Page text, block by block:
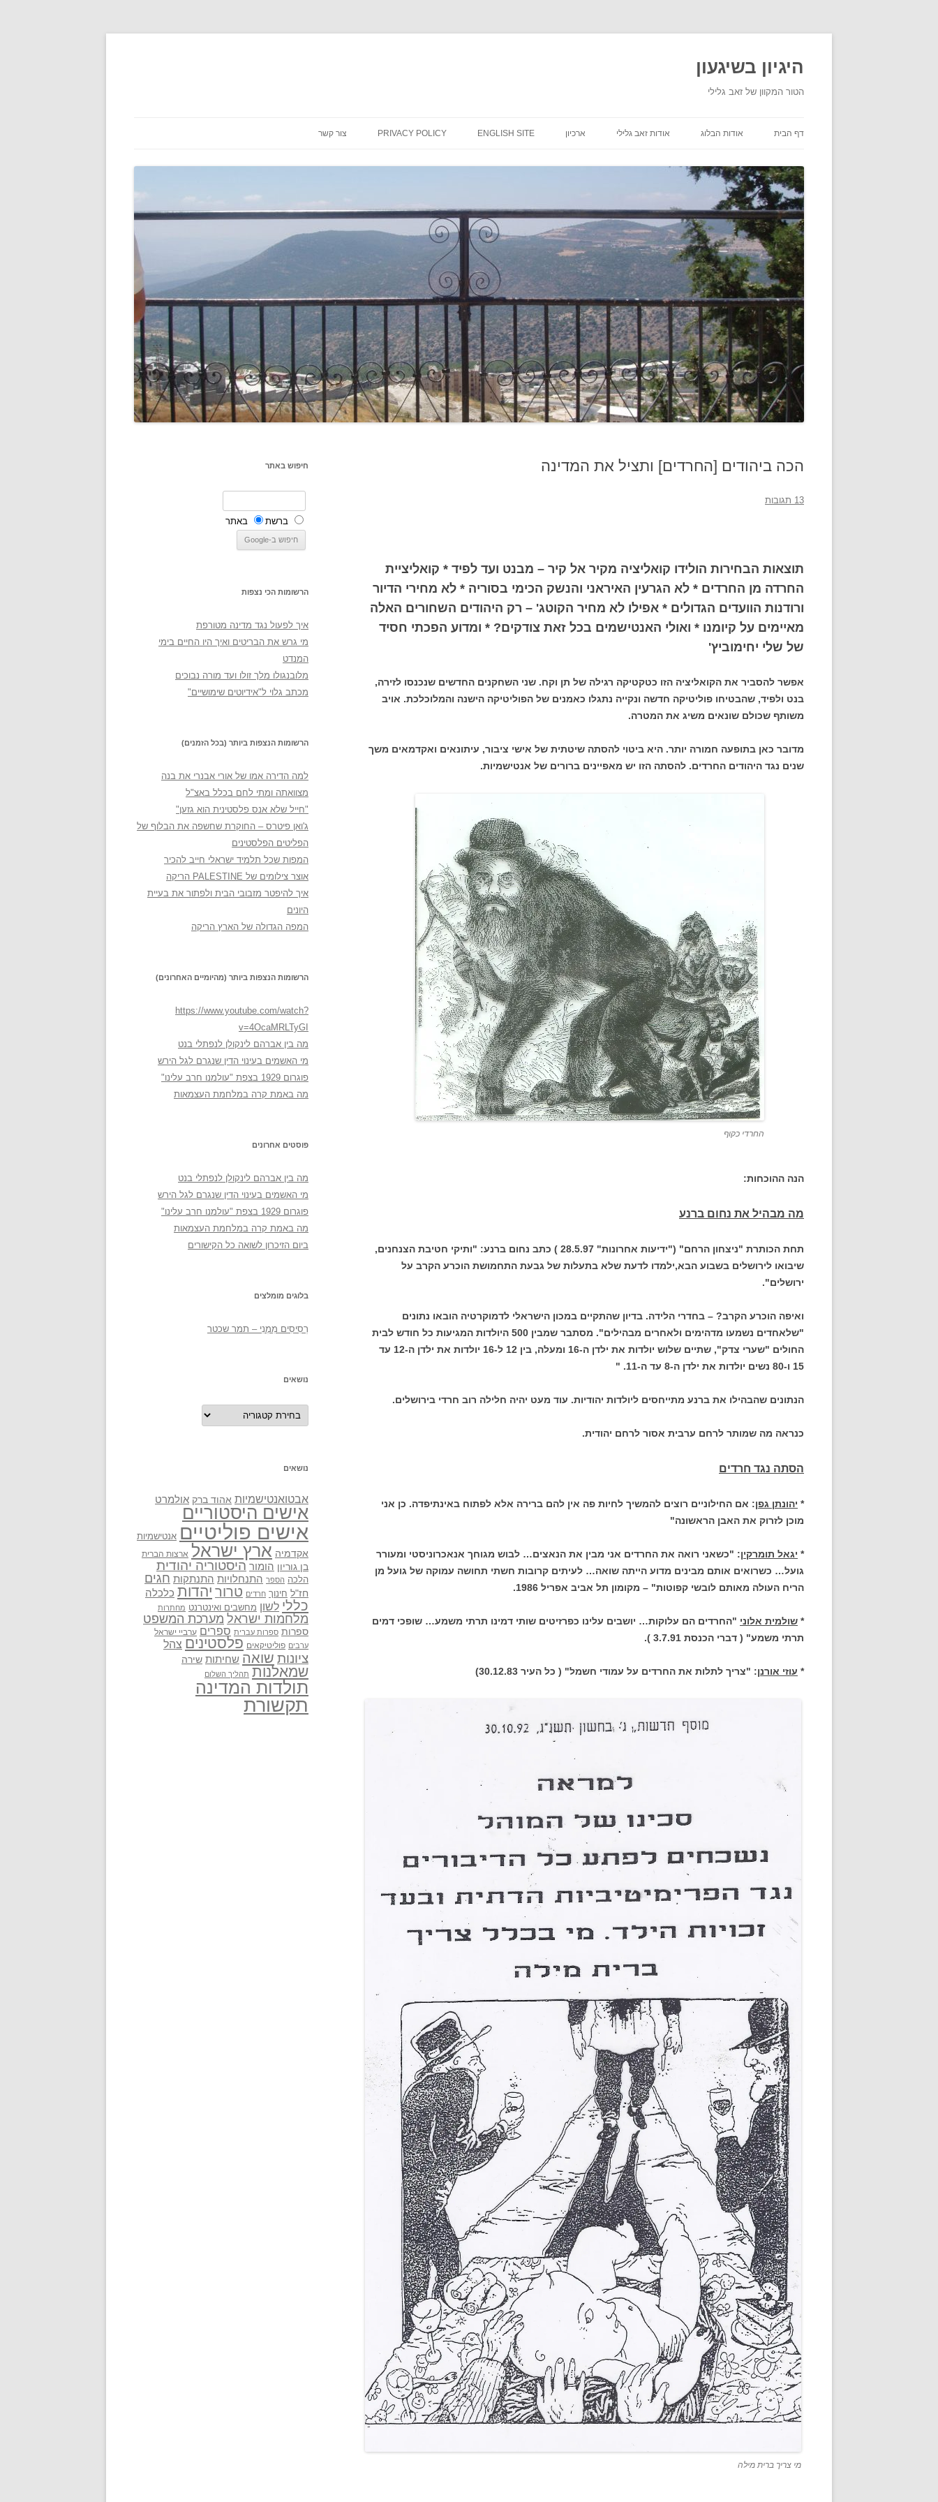
היגיון בשיגעון
הטור המקוון של זאב גלילי
דף הבית אודות הבלוג אודות זאב גלילי ארכיון ENGLISH SITE
PRIVACY POLICY צור קשר
הכה ביהודים [החרדים] ותציל את המדינה
13 תגובות
תוצאות הבחירות הולידו קואליציה מקיר אל קיר – מבנט ועד לפיד * קואליציית
החרדה מן החרדים * לא הגרעין האיראני והנשק הכימי בסוריה * לא מחירי הדיור
ורודנות הוועדים הגדולים * אפילו לא מחיר הקוטג' – רק היהודים השחורים האלה
מאיימים על קיומנו * ואולי האנטישמים בכל זאת צודקים? * ומדוע הפכתי חסיד
של שלי יחימוביץ'
אפשר להסביר את הקואליציה הזו כטקטיקה רגילה של תן וקח. שני השחקנים החדשים שנכנסו לזירה,
בנט ולפיד, שהבטיחו פוליטיקה חדשה ונקייה נתגלו כאמנים של הפוליטיקה הישנה והמלוכלכת. אויב
משותף שכולם שונאים משיג את המטרה.
מדובר כאן בתופעה חמורה יותר. היא ביטוי להסתה שיטתית של אישי ציבור, עיתונאים ואקדמאים משך
שנים נגד היהודים החרדים. להסתה הזו יש מאפיינים ברורים של אנטישמיות.
החרדי כקוף
הנה ההוכחות:
מה מבהיל את נחום ברנע
תחת הכותרת "ניצחון הרחם" ("ידיעות אחרונות" 28.5.97 ) כתב נחום ברנע: "ותיקי חטיבת הצנחנים,
שיבואו לירושלים בשבוע הבא,ילמדו לדעת שלא בתעלות של גבעת התחמושת הוכרע הקרב על
ירושלים".
ואיפה הוכרע הקרב? – בחדרי הלידה. בדיון שהתקיים במכון הישראלי לדמוקרטיה הובאו נתונים
"שלאחדים נשמעו מדהימים ולאחרים מבהילים". מסתבר שמבין 500 היולדות המגיעות כל חודש לבית
החולים "שערי צדק", שתיים שלוש יולדות את ילדן ה-16 ומעלה, בין 12 ל-16 יולדות את ילדן ה-12 עד
15 ו-80 נשים יולדות את ילדן ה-8 עד ה-11. "
הנתונים שהבהילו את ברנע מתייחסים ליולדות יהודיות. עוד מעט יהיה חלילה רוב חרדי בירושלים.
כנראה מה שמותר לרחם ערבית אסור לרחם יהודית.
הסתה נגד חרדים
* יהונתן גפן: אם החילוניים רוצים להמשיך לחיות פה אין להם ברירה אלא לפתוח באינתיפדה. כן אני
מוכן לזרוק את האבן הראשונה"
* יגאל תומרקין: "כשאני רואה את החרדים אני מבין את הנאצים… לבוש מגוחך אנאכרוניסטי ומעורר
גועל… כשרואים אותם מבינים מדוע הייתה שואה… לעיתים קרובות חשתי תחושה עמוקה של גועל מן
הריח העולה מאותם לובשי קפוטות" – מקומון תל אביב אפריל 1986.
* שולמית אלוני "החרדים הם עלוקות… יושבים עלינו כפרזיטים שותי דמינו תרתי משמע… שופכי דמים
תרתי משמע" ( דברי הכנסת 3.7.91 ).
* עוזי אורנן: "צריך לתלות את החרדים על עמודי חשמל" ( כל העיר 30.12.83)
מי צריך ברית מילה
חיפוש באתר
ברשת באתר
הרשומות הכי נצפות
איך לפעול נגד מדינה מטורפת
מי גרש את הבריטים ואיך היו החיים בימי
המנדט
מלובנגולו מלך זולו ועד מורה נבוכים
מכתב גלוי ל"אידיוטים שימושיים"
הרשומות הנצפות ביותר (בכל הזמנים)
למה הדירה אמו של אורי אבנרי את בנה
מצוואתה ומתי לחם בכלל באצ"ל
"חייל שלא אנס פלסטינית הוא גזען"
ג'ואן פיטרס – החוקרת שחשפה את הבלוף של
הפליטים הפלסטינים
המפות שכל תלמיד ישראלי חייב להכיר
אוצר צילומים של PALESTINE הריקה
איך להיפטר מזבובי הבית ולפתור את בעיית
היונים
המפה הגדולה של הארץ הריקה
הרשומות הנצפות ביותר (מהיומיים האחרונים)
https://www.youtube.com/watch?
v=4OcaMRLTyGI
מה בין אברהם לינקולן לנפתלי בנט
מי האשמים בעינוי הדין שנגרם לגל הירש
פוגרום 1929 בצפת "עולמנו חרב עלינו"
מה באמת קרה במלחמת העצמאות
פוסטים אחרונים
מה בין אברהם לינקולן לנפתלי בנט
מי האשמים בעינוי הדין שנגרם לגל הירש
פוגרום 1929 בצפת "עולמנו חרב עלינו"
מה באמת קרה במלחמת העצמאות
ביום הזיכרון לשואה כל הקישורים
בלוגים מומלצים
רְסִיסִים מִמֶנִי – תמר שכטר
נושאים
נושאים
נושאים
אבטואנטישמיות אהוד ברק אולמרט
אישים היסטוריים
אישים פוליטיים אנטישמיות
אקדמיה ארץ ישראל ארצות הברית
בן גוריון הומור היסטוריה יהודית
הלכה הספר התנחלויות התנתקות חגים
חז"ל חינוך חרדים טרור יהדות כלכלה
כללי לשון מחשבים ואינטרנט מחתרות
מלחמות ישראל מערכת המשפט
ספרות ספרות עברית ספרים ערביי ישראל
ערבים פוליטיקאים פלסטינים צהל
ציונות שואה שחיתות שירה
שמאלנות תהליך השלום
תולדות המדינה
תקשורת